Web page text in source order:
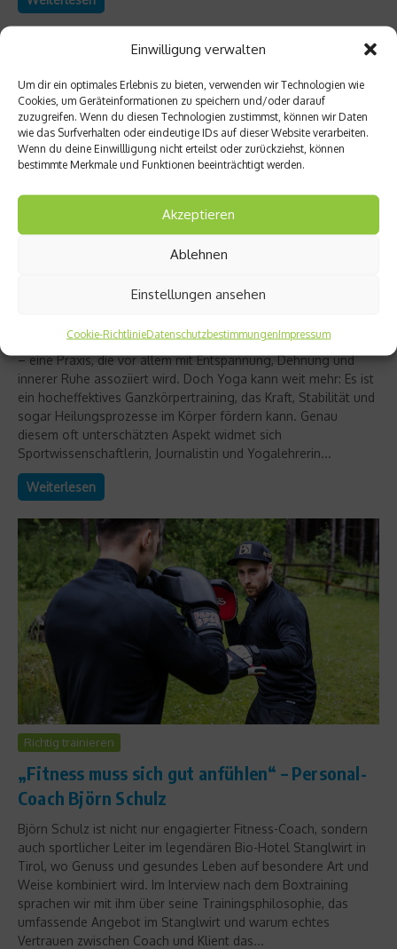
Einwilligung verwalten
Um dir ein optimales Erlebnis zu bieten, verwenden wir Technologien wie
Cookies, um Geräteinformationen zu speichern und/oder darauf
zuzugreifen. Wenn du diesen Technologien zustimmst, können wir Daten
wie das Surfverhalten oder eindeutige IDs auf dieser Website verarbeiten.
Wenn du deine Einwillligung nicht erteilst oder zurückziehst, können
bestimmte Merkmale und Funktionen beeinträchtigt werden.
Akzeptieren
Ablehnen
Einstellungen ansehen
Cookie-RichtlinieDatenschutzbestimmungenImpressum
Christine Bielecki über ihr Buch „Yoga Power“
Yoga gilt für viele als sanfter Ausgleich zum hektischen Alltag
– eine Praxis, die vor allem mit Entspannung, Dehnung und
innerer Ruhe assoziiert wird. Doch Yoga kann weit mehr: Es ist
ein hocheffektives Ganzkörpertraining, das Kraft, Stabilität und
sogar Heilungsprozesse im Körper fördern kann. Genau
diesem oft unterschätzten Aspekt widmet sich
Sportwissenschaftlerin, Journalistin und Yogalehrerin...
Weiterlesen
Richtig trainieren
„Fitness muss sich gut anfühlen“ – Personal-
Coach Björn Schulz
Björn Schulz ist nicht nur engagierter Fitness-Coach, sondern
auch sportlicher Leiter im legendären Bio-Hotel Stanglwirt in
Tirol, wo Genuss und gesundes Leben auf besondere Art und
Weise kombiniert wird. Im Interview nach dem Boxtraining
sprachen wir mit ihm über seine Trainingsphilosophie, das
umfassende Angebot im Stanglwirt und warum echtes
Vertrauen zwischen Coach und Klient das...